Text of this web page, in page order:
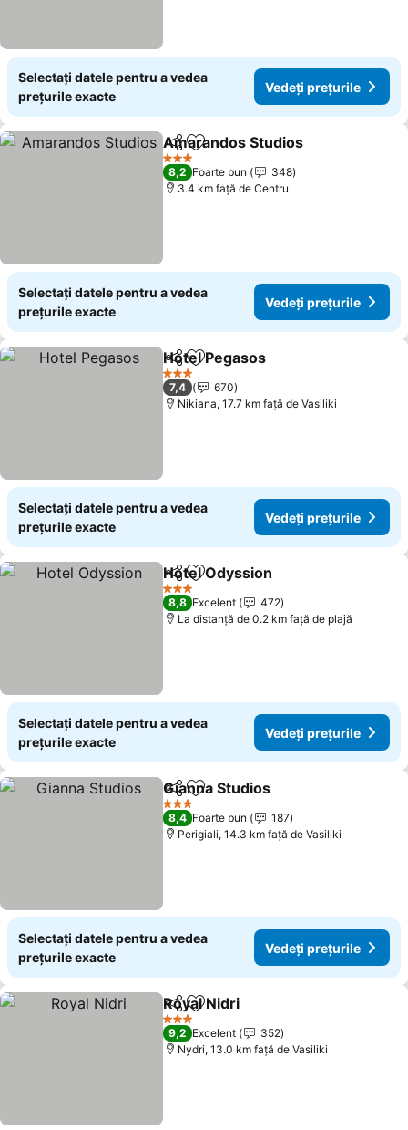
Selectați datele pentru a vedea
prețurile exacte
Vedeți prețurile
DistribuițiAdăugaţi la favorite
Amarandos Studios
3 Stele
8,2 Foarte bun
348
3.4 km faţă de Centru
Selectați datele pentru a vedea
prețurile exacte
Vedeți prețurile
DistribuițiAdăugaţi la favorite
Hotel Pegasos
3 Stele
7,4
670
Nikiana, 17.7 km faţă de Vasiliki
Selectați datele pentru a vedea
prețurile exacte
Vedeți prețurile
DistribuițiAdăugaţi la favorite
Hotel Odyssion
3 Stele
8,8 Excelent
472
La distanță de 0.2 km față de plajă
Selectați datele pentru a vedea
prețurile exacte
Vedeți prețurile
DistribuițiAdăugaţi la favorite
Gianna Studios
3 Stele
8,4 Foarte bun
187
Perigiali, 14.3 km faţă de Vasiliki
Selectați datele pentru a vedea
prețurile exacte
Vedeți prețurile
DistribuițiAdăugaţi la favorite
Royal Nidri
3 Stele
9,2 Excelent
352
Nydri, 13.0 km faţă de Vasiliki